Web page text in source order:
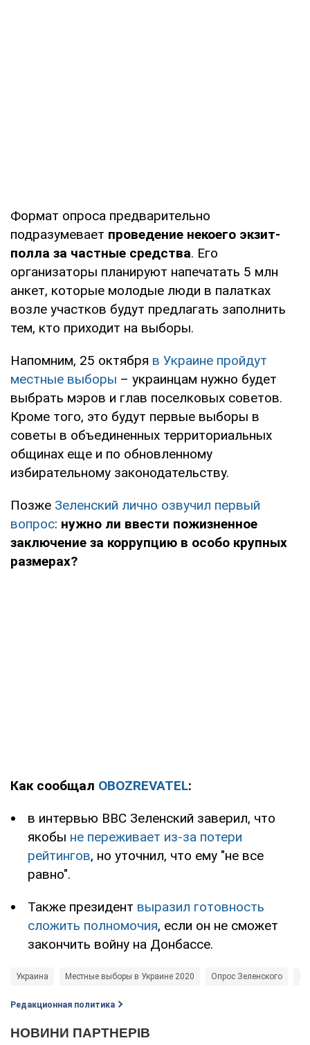
Формат опроса предварительно
подразумевает проведение некоего экзит-
полла за частные средства. Его
организаторы планируют напечатать 5 млн
анкет, которые молодые люди в палатках
возле участков будут предлагать заполнить
тем, кто приходит на выборы.
Напомним, 25 октября в Украине пройдут
местные выборы – украинцам нужно будет
выбрать мэров и глав поселковых советов.
Кроме того, это будут первые выборы в
советы в объединенных территориальных
общинах еще и по обновленному
избирательному законодательству.
Позже Зеленский лично озвучил первый
вопрос: нужно ли ввести пожизненное
заключение за коррупцию в особо крупных
размерах?
Как сообщал OBOZREVATEL:
в интервью ВВС Зеленский заверил, что
якобы не переживает из-за потери
рейтингов, но уточнил, что ему "не все
равно".
Также президент выразил готовность
сложить полномочия, если он не сможет
закончить войну на Донбассе.
Украина Местные выборы в Украине 2020 Опрос Зеленского
Редакционная политика